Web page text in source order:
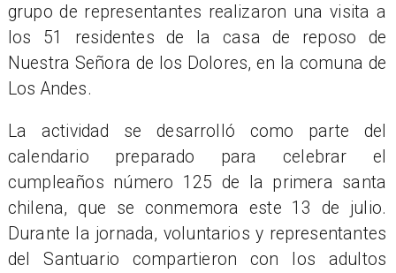
grupo de representantes realizaron una visita a
los 51 residentes de la casa de reposo de
Nuestra Señora de los Dolores, en la comuna de
Los Andes.
La actividad se desarrolló como parte del
calendario preparado para celebrar el
cumpleaños número 125 de la primera santa
chilena, que se conmemora este 13 de julio.
Durante la jornada, voluntarios y representantes
del Santuario compartieron con los adultos